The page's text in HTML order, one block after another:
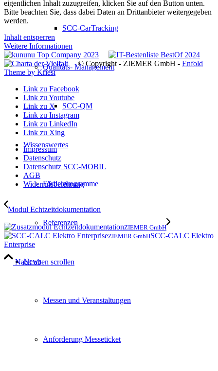
SCC-CarTracking
Qualitäts- Management
SCC-QM
Wissenswertes
Förderprogramme
Referenzen
News
Messen und Veranstaltungen
Anforderung Messeticket
eigentlichen Inhalt zuzugreifen, klicken Sie auf den Button unten.
Bitte beachten Sie, dass dabei Daten an Drittanbieter weitergegeben
werden.
Inhalt entsperren
Weitere Informationen
© Copyright - ZIEMER GmbH - Enfold
Theme by Kriesi
Link zu Facebook
Link zu Youtube
Link zu X
Link zu Instagram
Link zu LinkedIn
Link zu Xing
Impressum
Datenschutz
Datenschutz SCC-MOBIL
AGB
Widerrufsbelehrung
Modul Echtzeitdokumentation
ZIEMER GmbH
ZIEMER GmbHSCC-CALC Elektro
Enterprise
Nach oben scrollen